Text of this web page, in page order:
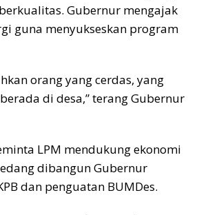
Gubernur mengajak
guna menyukseskan program
orang yang cerdas, yang
di desa,” terang Gubernur
LPM mendukung ekonomi
dibangun Gubernur
dan penguatan BUMDes.